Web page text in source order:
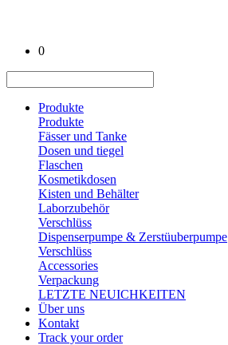
0
Produkte
Produkte
Fässer und Tanke
Dosen und tiegel
Flaschen
Kosmetikdosen
Kisten und Behälter
Laborzubehör
Verschlüss
Dispenserpumpe & Zerstüuberpumpe
Verschlüss
Accessories
Verpackung
LETZTE NEUICHKEITEN
Über uns
Kontakt
Track your order